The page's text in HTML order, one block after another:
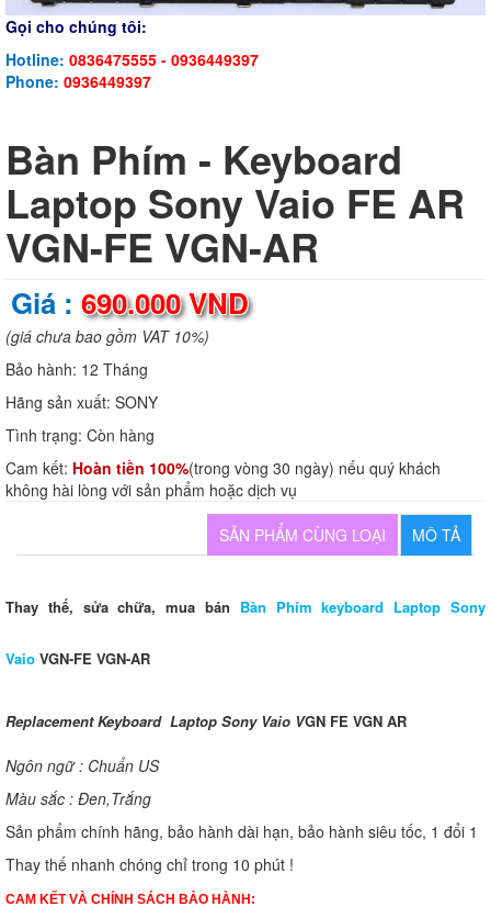
Gọi cho chúng tôi:
Hotline: 0836475555 - 0936449397
Phone: 0936449397
Bàn Phím - Keyboard
Laptop Sony Vaio FE AR
VGN-FE VGN-AR
Giá : 690.000 VND
(giá chưa bao gồm VAT 10%)
Bảo hành: 12 Tháng
Hãng sản xuất: SONY
Tình trạng: Còn hàng
Cam kết: Hoàn tiền 100%(trong vòng 30 ngày) nếu quý khách
không hài lòng với sản phẩm hoặc dịch vụ
MÔ TẢ
SẢN PHẨM CÙNG LOẠI
Thay thế, sửa chữa, mua bán Bàn Phím keyboard Laptop Sony
Vaio VGN-FE VGN-AR
Replacement Keyboard Laptop Sony Vaio VGN FE VGN AR
Ngôn ngữ : Chuẩn US
Màu sắc : Đen,Trắng
Sản phẩm chính hãng, bảo hành dài hạn, bảo hành siêu tốc, 1 đổi 1
Thay thế nhanh chóng chỉ trong 10 phút !
CAM KẾT VÀ CHÍNH SÁCH BẢO HÀNH: